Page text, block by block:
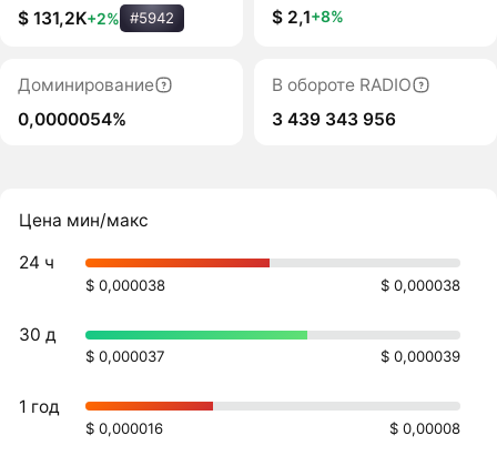
$ 131,2K+2% #5942
$ 2,1+8%
Доминирование
0,0000054%
В обороте RADIO
3 439 343 956
Цена мин/макс
24 ч
$ 0,000038 $ 0,000038
30 д
$ 0,000037 $ 0,000039
1 год
$ 0,000016 $ 0,00008